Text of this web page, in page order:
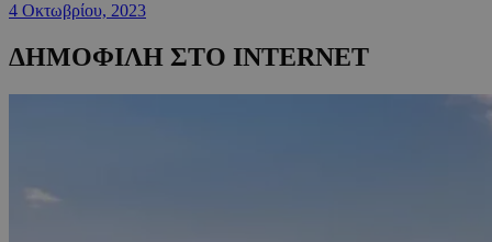
4 Οκτωβρίου, 2023
ΔΗΜΟΦΙΛΗ ΣΤΟ INTERNET